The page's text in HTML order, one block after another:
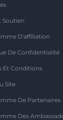
Soutien
D'affiliation
De Confidentialité
Et Conditions
Site
De Partenaires
Des